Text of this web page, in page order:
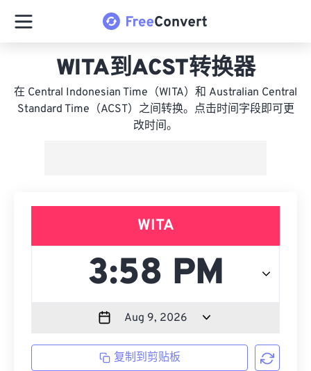
WITA到ACST转换器
在 Central Indonesian Time（WITA）和 Australian Central
Standard Time（ACST）之间转换。点击时间字段即可更
改时间。
WITA
复制到剪贴板